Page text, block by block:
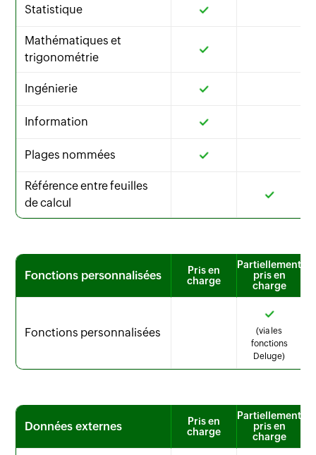
Statistique
Mathématiques et
trigonométrie
Ingénierie
Information
Plages nommées
Référence entre feuilles
de calcul
Fonctions personnalisées
Pris en
charge
Partiellement
pris en
charge
Fonctions personnalisées
(via les
fonctions
Deluge)
Données externes
Pris en
charge
Partiellement
pris en
charge